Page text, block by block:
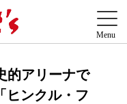
的アリーナで
ヒンクル・フ